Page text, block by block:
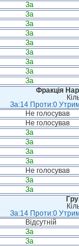
За
За
За
За
За
За
За
За
За
Фракція
За:14 Проти:0
Не голосував
Не голосував
За
За
За
За
Не голосував
За
За
За:14 Проти:0
Відсутній
За
За